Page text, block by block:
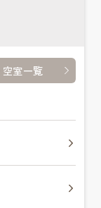
空室一覧